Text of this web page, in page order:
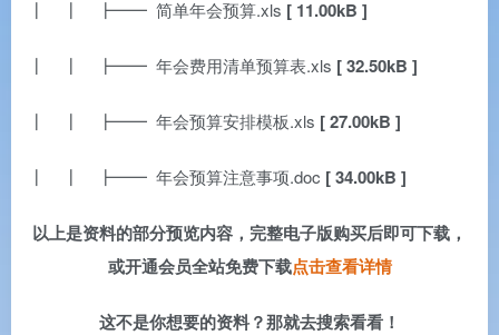
┃ ┃ ┣━━ 简单年会预算.xls [ 11.00kB ]
┃ ┃ ┣━━ 年会费用清单预算表.xls [ 32.50kB ]
┃ ┃ ┣━━ 年会预算安排模板.xls [ 27.00kB ]
┃ ┃ ┣━━ 年会预算注意事项.doc [ 34.00kB ]
以上是资料的部分预览内容，完整电子版购买后即可下载，
或开通会员全站免费下载点击查看详情
这不是你想要的资料？那就去搜索看看！